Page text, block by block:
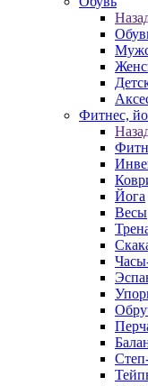
Фитнес,
Йога
Весы